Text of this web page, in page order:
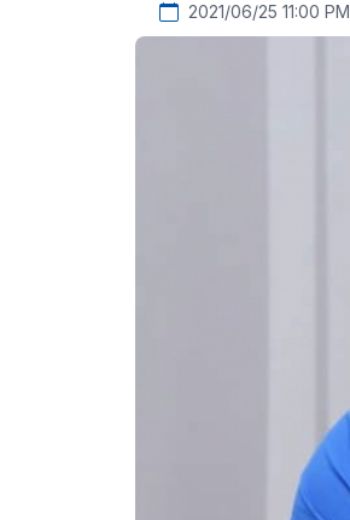
2021/06/25 11:00 PM